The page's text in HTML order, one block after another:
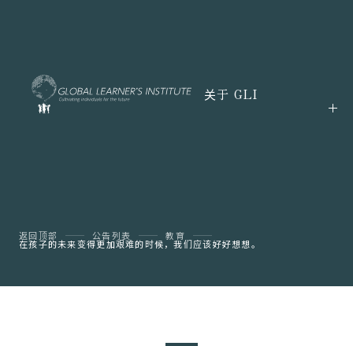
关于 GLI
返回顶部 公告列表 教育
在孩子的未来变得更加艰难的时候，我们应该好好想想。